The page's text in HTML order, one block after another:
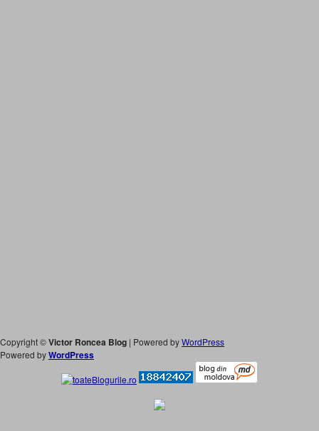
Copyright ©Victor Roncea Blog | Powered byWordPress
Powered byWordPress